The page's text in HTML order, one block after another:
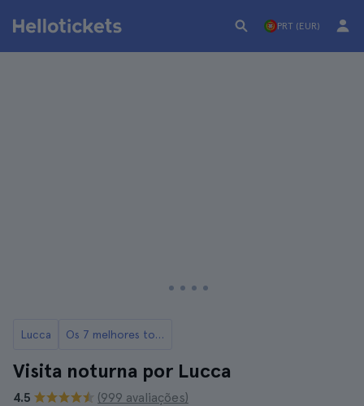
PRT (EUR)
Lucca Os 7 melhores tours de Lucca
Visita noturna por Lucca
4.5
(999 avaliações)